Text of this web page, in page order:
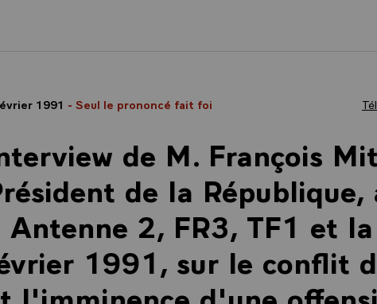
1991 - Seul le prononcé fait foi
de M. François
de la République,
Antenne 2, FR3, TF1 et
1991, sur le conflit